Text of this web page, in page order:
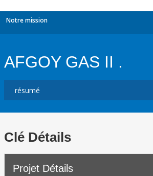
Notre mission
AFGOY GAS II .
Clé Détails
Projet Détails